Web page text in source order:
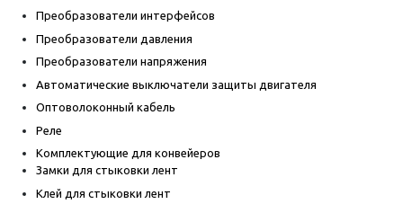
Преобразователи интерфейсов
Преобразователи давления
Преобразователи напряжения
Автоматические выключатели защиты двигателя
Оптоволоконный кабель
Реле
Комплектующие для конвейеров
Замки для стыковки лент
Клей для стыковки лент